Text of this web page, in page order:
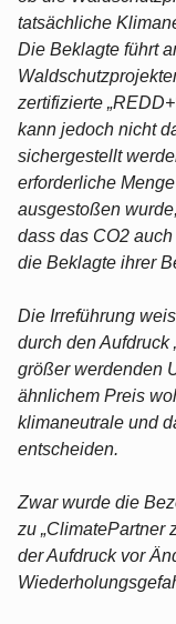
tatsächliche
Die Beklagte führt
zertifizierte
kann jedoch nicht
sichergestellt
erforderliche
ausgestoßen
dass das CO2
die Beklagte ihrer
Die Irreführung
durch den Aufdruck
größer werdenden
ähnlichem Preis
klimaneutrale und
entscheiden.
Zwar wurde die
zu „ClimatePartner
der Aufdruck vor